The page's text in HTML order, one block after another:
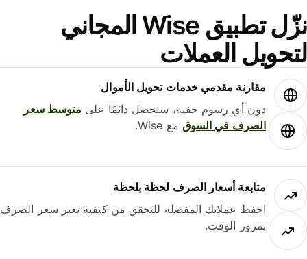
نزّل تطبيق Wise المجاني
العملات
مقارنة مقدمي خدمات تحويل الأموال
دون أي رسوم خفية، ستحصل دائمًا علىمتوسط ​​سعر
الصرف في السوقمع Wise.
متابعة أسعار الصرف لحظة بلحظة
احفظ عملاتك المفضلة للتحقق من كيفية تغير سعر الصرف
بمرور الوقت.